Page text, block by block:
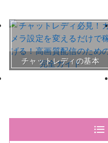
チャットレディの基本
おすすめチャトレ事務所＆
サイト